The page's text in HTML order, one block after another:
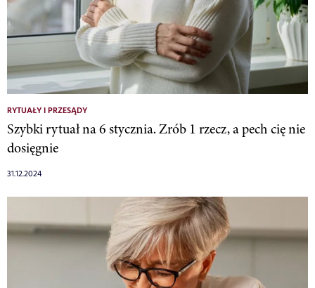
RYTUAŁY I PRZESĄDY
Szybki rytuał na 6 stycznia. Zrób 1 rzecz, a pech cię nie
dosięgnie
31.12.2024